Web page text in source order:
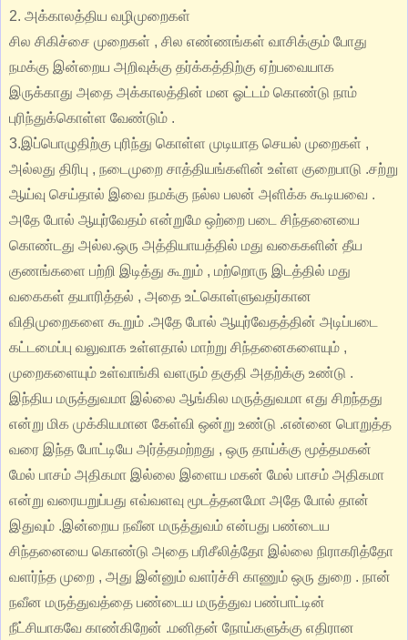
2. அக்காலத்திய வழிமுறைகள்
சில சிகிச்சை முறைகள் , சில எண்ணங்கள் வாசிக்கும் போது
நமக்கு இன்றைய அறிவுக்கு தர்க்கத்திற்கு ஏற்பவையாக
இருக்காது அதை அக்காலத்தின் மன ஓட்டம் கொண்டு நாம்
புரிந்துக்கொள்ள வேண்டும் .
3.இப்பொழுதிற்கு புரிந்து கொள்ள முடியாத செயல் முறைகள் ,
அல்லது திரிபு , நடைமுறை சாத்தியங்களின் உள்ள குறைபாடு .சற்று
ஆய்வு செய்தால் இவை நமக்கு நல்ல பலன் அளிக்க கூடியவை .
அதே போல் ஆயுர்வேதம் என்றுமே ஒற்றை படை சிந்தனையை
கொண்டது அல்ல.ஒரு அத்தியாயத்தில் மது வகைகளின் தீய
குணங்களை பற்றி இடித்து கூறும் , மற்றொரு இடத்தில் மது
வகைகள் தயாரித்தல் , அதை உட்கொள்ளுவதர்கான
விதிமுறைகளை கூறும் .அதே போல் ஆயுர்வேதத்தின் அடிப்படை
கட்டமைப்பு வலுவாக உள்ளதால் மாற்று சிந்தனைகளையும் ,
முறைகளையும் உள்வாங்கி வளரும் தகுதி அதற்க்கு உண்டு .
இந்திய மருத்துவமா இல்லை ஆங்கில மருத்துவமா எது சிறந்தது
என்று மிக முக்கியமான கேள்வி ஒன்று உண்டு .என்னை பொறுத்த
வரை இந்த போட்டியே அர்த்தமற்றது , ஒரு தாய்க்கு மூத்தமகன்
மேல் பாசம் அதிகமா இல்லை இளைய மகன் மேல் பாசம் அதிகமா
என்று வரையறுப்பது எவ்வளவு மூடத்தனமோ அதே போல் தான்
இதுவும் .இன்றைய நவீன மருத்துவம் என்பது பண்டைய
சிந்தனையை கொண்டு அதை பரிசீலித்தோ இல்லை நிராகரித்தோ
வளர்ந்த முறை , அது இன்னும் வளர்ச்சி காணும் ஒரு துறை . நான்
நவீன மருத்துவத்தை பண்டைய மருத்துவ பண்பாட்டின்
நீட்சியாகவே காண்கிறேன் .மனிதன் நோய்களுக்கு எதிரான